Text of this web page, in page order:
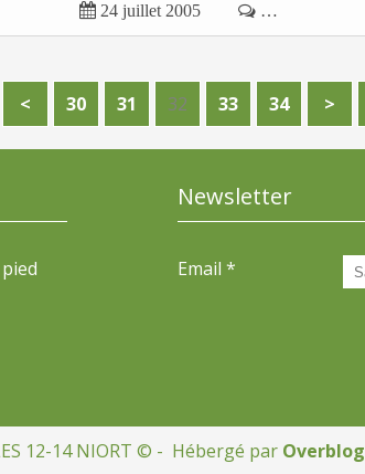
 24 juillet 2005  …
< 10
20
30 31 32 33 34 >
Newsletter
Email
12-14 NIORT © - Hébergé par Overblog